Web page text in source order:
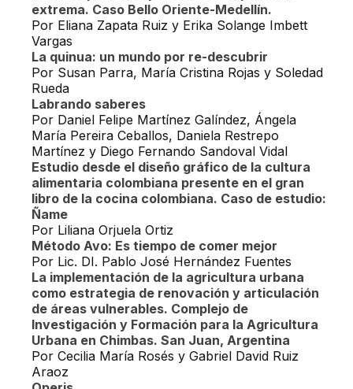
extrema. Caso Bello Oriente-Medellín.
Por Eliana Zapata Ruiz y Erika Solange Imbett
Vargas
La quinua: un mundo por re-descubrir
Por Susan Parra, María Cristina Rojas y Soledad
Rueda
Labrando saberes
Por Daniel Felipe Martínez Galíndez, Ángela
María Pereira Ceballos, Daniela Restrepo
Martínez y Diego Fernando Sandoval Vidal
Estudio desde el diseño gráfico de la cultura
alimentaria colombiana presente en el gran
libro de la cocina colombiana. Caso de estudio:
Ñame
Por Liliana Orjuela Ortiz
Método Avo: Es tiempo de comer mejor
Por Lic. DI. Pablo José Hernández Fuentes
La implementación de la agricultura urbana
como estrategia de renovación y articulación
de áreas vulnerables. Complejo de
Investigación y Formación para la Agricultura
Urbana en Chimbas. San Juan, Argentina
Por Cecilia María Rosés y Gabriel David Ruiz
Araoz